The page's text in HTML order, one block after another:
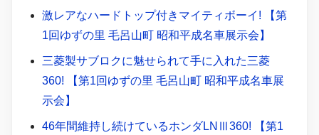
激レアなハードトップ付きマイティボーイ! 【第
1回ゆずの里 毛呂山町 昭和平成名車展示会】
三菱製サブロクに魅せられて手に入れた三菱
360! 【第1回ゆずの里 毛呂山町 昭和平成名車展
示会】
46年間維持し続けているホンダLNⅢ360! 【第1